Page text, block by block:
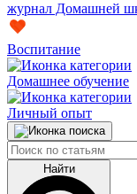
журнал Домашней
Воспитание
Домашнее обучение
Личный опыт
Найти